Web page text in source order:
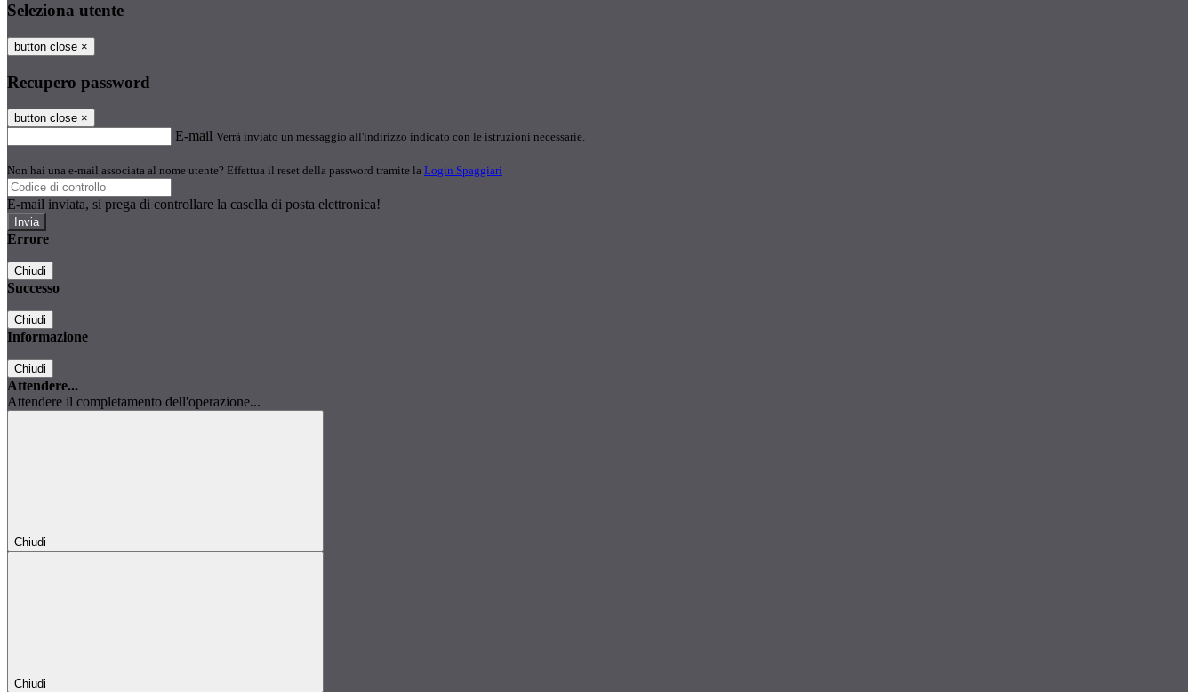
Seleziona utente
button close ×
Recupero password
button close ×
E-mail Verrà inviato un messaggio all'indirizzo indicato con le istruzioni necessarie.
Non hai una e-mail associata al nome utente? Effettua il reset della password tramite la Login Spaggiari
E-mail inviata, si prega di controllare la casella di posta elettronica!
Errore
Chiudi
Successo
Chiudi
Informazione
Chiudi
Attendere...
Attendere il completamento dell'operazione...
Chiudi
Chiudi